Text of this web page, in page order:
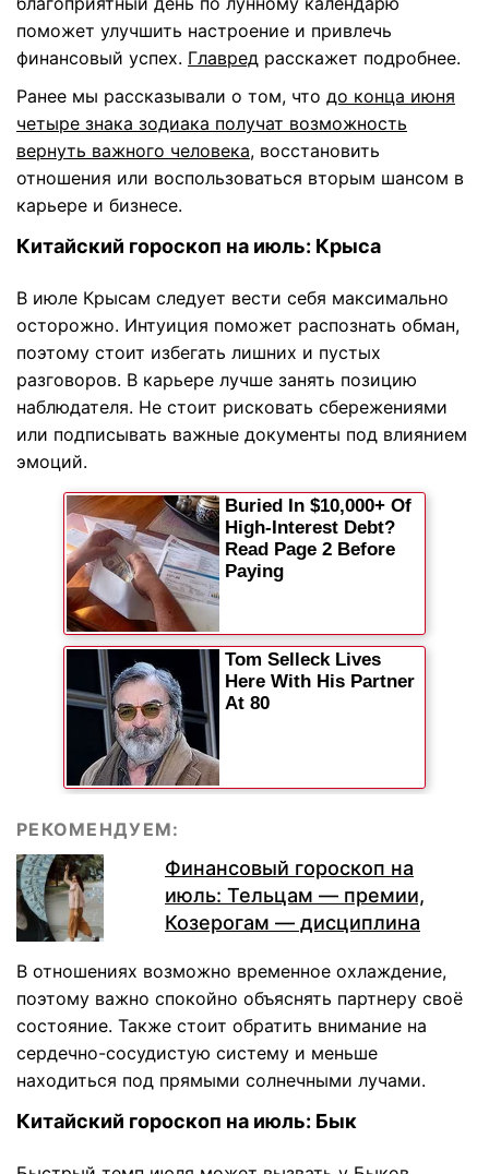
поможет улучшить настроение и привлечь
финансовый успех. Главред расскажет подробнее.
Ранее мы рассказывали о том, что до конца июня
четыре знака зодиака получат возможность
вернуть важного человека, восстановить
отношения или воспользоваться вторым шансом в
карьере и бизнесе.
Китайский гороскоп на июль: Крыса
В июле Крысам следует вести себя максимально
осторожно. Интуиция поможет распознать обман,
поэтому стоит избегать лишних и пустых
разговоров. В карьере лучше занять позицию
наблюдателя. Не стоит рисковать сбережениями
или подписывать важные документы под влиянием
эмоций.
РЕКОМЕНДУЕМ:
Финансовый гороскоп на
июль: Тельцам — премии,
Козерогам — дисциплина
В отношениях возможно временное охлаждение,
поэтому важно спокойно объяснять партнеру своё
состояние. Также стоит обратить внимание на
сердечно-сосудистую систему и меньше
находиться под прямыми солнечными лучами.
Китайский гороскоп на июль: Бык